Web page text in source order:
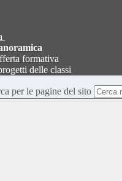
formativa
delle classi
per le pagine del sito